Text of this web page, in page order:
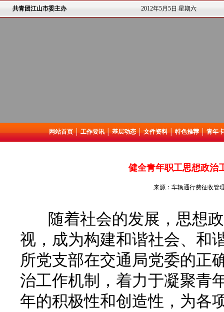
共青团江山市委主办 2012年5月5日 星期六
网站首页│工作要讯│基层动态│文件资料│特色推荐│青年卡
健全青年职工思想政治
来源：车辆通行费征收
随着社会的发展，思想政
视，成为构建和谐社会、和
所党支部在交通局党委的正
治工作机制，着力于凝聚青
年的积极性和创造性，为各